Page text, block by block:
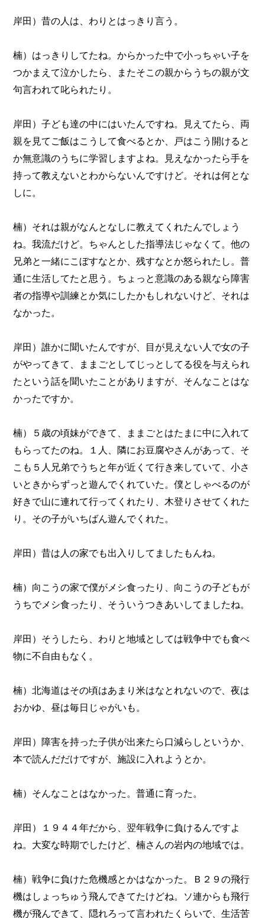
岸田）昔の人は、わりとはっきり言う。
楠）はっきりしてたね。からかった中で小っちゃい子を
つかまえて泣かしたら、またそこの親からうちの親が文
句言われて叱られたり。
岸田）子ども達の中にはいたんですね。見えてたら、両
親を見てご飯はこうして食べるとか、戸はこう開けると
か無意識のうちに学習しますよね。見えなかったら手を
持って教えないとわからないんですけど。それは何とな
しに。
楠）それは親がなんとなしに教えてくれたんでしょう
ね。我流だけど。ちゃんとした指導法じゃなくて。他の
兄弟と一緒にこぼすなとか、残すなとか怒られたし。普
通に生活してたと思う。ちょっと意識のある親なら障害
者の指導や訓練とか気にしたかもしれないけど、それは
なかった。
岸田）誰かに聞いたんですが、目が見えない人で女の子
がやってきて、ままごとしてじっとしてる役を与えられ
たという話を聞いたことがありますが、そんなことはな
かったですか。
楠）５歳の頃妹ができて、ままごとはたまに中に入れて
もらってたのね。１人、隣にお豆腐やさんがあって、そ
こも５人兄弟でうちと年が近くて行き来していて、小さ
いときからずっと遊んでくれていた。僕としゃべるのが
好きで山に連れて行ってくれたり、木登りさせてくれた
り。その子がいちばん遊んでくれた。
岸田）昔は人の家でも出入りしてましたもんね。
楠）向こうの家で僕がメシ食ったり、向こうの子どもが
うちでメシ食ったり、そういうつきあいしてましたね。
岸田）そうしたら、わりと地域としては戦争中でも食べ
物に不自由もなく。
楠）北海道はその頃はあまり米はなとれないので、夜は
おかゆ、昼は毎日じゃがいも。
岸田）障害を持った子供が出来たら口減らしというか、
本で読んだだけですが、施設に入れようとか。
楠）そんなことはなかった。普通に育った。
岸田）１９４４年だから、翌年戦争に負けるんですよ
ね。大変な時期でしたけど、楠さんの岩内の地域では。
楠）戦争に負けた危機感とかはなかった。Ｂ２９の飛行
機はしょっちゅう飛んできてたけどね。ソ連からも飛行
機が飛んできて、隠れろって言われたくらいで、生活苦